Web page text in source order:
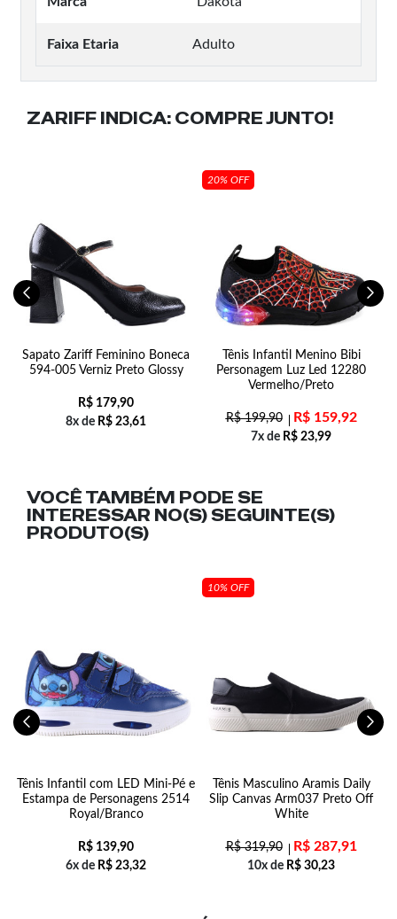
Faixa Etaria Adulto
ZARIFF INDICA: COMPRE JUNTO!
Sapato Zariff Feminino Boneca
594-005 Verniz Preto Glossy
R$ 179,90
8x de R$ 23,61
20% OFF
Tênis Infantil Menino Bibi
Personagem Luz Led 12280
Vermelho/Preto
R$199,90 R$159,92
7x de R$ 23,99
VOCÊ TAMBÉM PODE SE
INTERESSAR NO(S) SEGUINTE(S)
PRODUTO(S)
Tênis Infantil com LED Mini-Pé e
Estampa de Personagens 2514
Royal/Branco
R$ 139,90
6x de R$ 23,32
10% OFF
Tênis Masculino Aramis Daily
Slip Canvas Arm037 Preto Off
White
R$319,90 R$287,91
10x de R$ 30,23